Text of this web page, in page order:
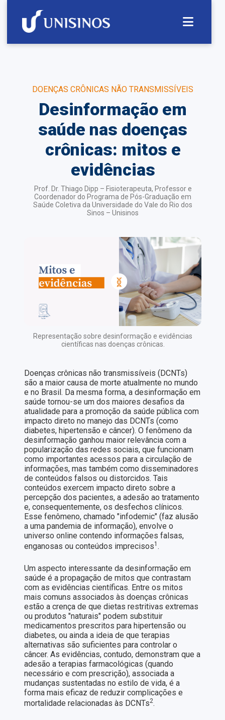
DOENÇAS CRÔNICAS NÃO TRANSMISSÍVEIS
Desinformação em
saúde nas doenças
crônicas: mitos e
evidências
Prof. Dr. Thiago Dipp – Fisioterapeuta, Professor e
Coordenador do Programa de Pós-Graduação em
Saúde Coletiva da Universidade do Vale do Rio dos
Sinos – Unisinos
Representação sobre desinformação e evidências
científicas nas doenças crônicas.
Doenças crônicas não transmissíveis (DCNTs)
são a maior causa de morte atualmente no mundo
e no Brasil. Da mesma forma, a desinformação em
saúde tornou-se um dos maiores desafios da
atualidade para a promoção da saúde pública com
impacto direto no manejo das DCNTs (como
diabetes, hipertensão e câncer). O fenômeno da
desinformação ganhou maior relevância com a
popularização das redes sociais, que funcionam
como importantes acessos para a circulação de
informações, mas também como disseminadores
de conteúdos falsos ou distorcidos. Tais
conteúdos exercem impacto direto sobre a
percepção dos pacientes, a adesão ao tratamento
e, consequentemente, os desfechos clínicos.
Esse fenômeno, chamado "infodemic" (faz alusão
a uma pandemia de informação), envolve o
universo online contendo informações falsas,
enganosas ou conteúdos imprecisos1 .
Um aspecto interessante da desinformação em
saúde é a propagação de mitos que contrastam
com as evidências científicas. Entre os mitos
mais comuns associados às doenças crônicas
estão a crença de que dietas restritivas extremas
ou produtos "naturais" podem substituir
medicamentos prescritos para hipertensão ou
diabetes, ou ainda a ideia de que terapias
alternativas são suficientes para controlar o
câncer. As evidências, contudo, demonstram que a
adesão a terapias farmacológicas (quando
necessário e com prescrição), associada a
mudanças sustentadas no estilo de vida, é a
forma mais eficaz de reduzir complicações e
mortalidade relacionadas às DCNTs2.